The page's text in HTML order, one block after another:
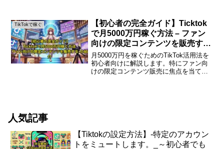
フォームとして、多くの人々に利用され
ています。...
TikTokで稼ぐ
【初心者の完全ガイド】Ticktok
で月5000万円稼ぐ方法 – ファン
向けの限定コンテンツを販売する
の紹介
月5000万円を稼ぐためのTikTok活用法を
初心者向けに解説します。特にファン向
けの限定コンテンツ販売に焦点を当て、
人気記事
【Tiktokの設定方法】-特定のアカウン
トをミュートします。_～初心者でも